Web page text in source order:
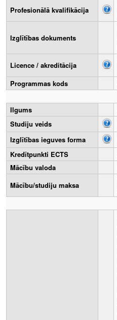
Profesionālā kvalifikācija
Izglītības dokuments
Licence / akreditācija
Programmas kods
Ilgums
Studiju veids
Izglītības ieguves forma
Kredītpunkti ECTS
Mācību valoda
Mācību/studiju maksa